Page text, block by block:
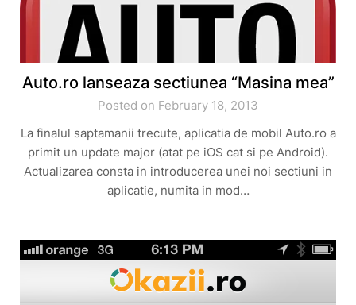
Auto.ro lanseaza sectiunea “Masina mea”
Posted on February 18, 2013
La finalul saptamanii trecute, aplicatia de mobil Auto.ro a
primit un update major (atat pe iOS cat si pe Android).
Actualizarea consta in introducerea unei noi sectiuni in
aplicatie, numita in mod…